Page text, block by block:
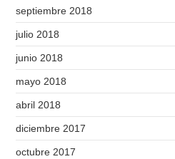
septiembre 2018
julio 2018
junio 2018
mayo 2018
abril 2018
diciembre 2017
octubre 2017